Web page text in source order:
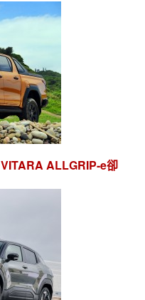
ALLGRIP-e卻